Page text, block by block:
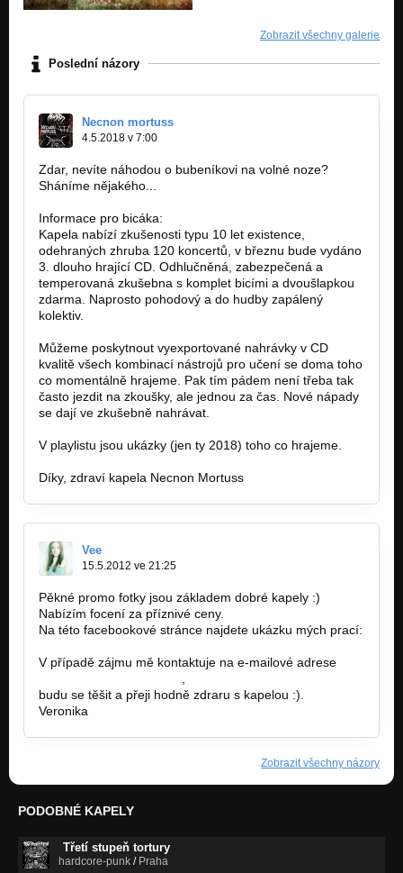
Zobrazit všechny galerie
Poslední názory
Necnon mortuss
4.5.2018 v 7:00
Zdar, nevíte náhodou o bubeníkovi na volné noze?
Sháníme nějakého...
Informace pro bicáka:
Kapela nabízí zkušenosti typu 10 let existence,
odehraných zhruba 120 koncertů, v březnu bude vydáno
3. dlouho hrající CD. Odhlučněná, zabezpečená a
temperovaná zkušebna s komplet bicími a dvoušlapkou
zdarma. Naprosto pohodový a do hudby zapálený
kolektiv.
Můžeme poskytnout vyexportované nahrávky v CD
kvalitě všech kombinací nástrojů pro učení se doma toho
co momentálně hrajeme. Pak tím pádem není třeba tak
často jezdit na zkoušky, ale jednou za čas. Nové nápady
se dají ve zkušebně nahrávat.
V playlistu jsou ukázky (jen ty 2018) toho co hrajeme.
Díky, zdraví kapela Necnon Mortuss
Vee
15.5.2012 ve 21:25
Pěkné promo fotky jsou základem dobré kapely :)
Nabízím focení za příznivé ceny.
Na této facebookové stránce najdete ukázku mých prací:
V případě zájmu mě kontaktuje na e-mailové adrese
budu se těšit a přeji hodně zdraru s kapelou :).
Veronika
Zobrazit všechny názory
PODOBNÉ KAPELY
Třetí stupeň tortury
hardcore-punk / Praha